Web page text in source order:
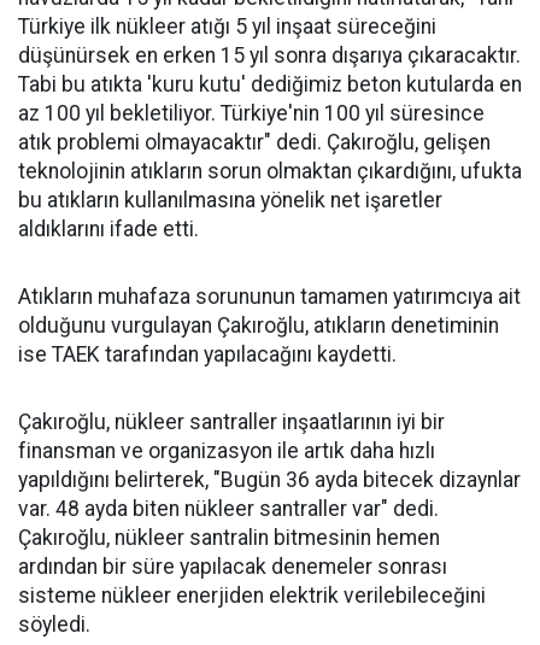
Türkiye ilk nükleer atığı 5 yıl inşaat süreceğini
düşünürsek en erken 15 yıl sonra dışarıya çıkaracaktır.
Tabi bu atıkta 'kuru kutu' dediğimiz beton kutularda en
az 100 yıl bekletiliyor. Türkiye'nin 100 yıl süresince
atık problemi olmayacaktır" dedi. Çakıroğlu, gelişen
teknolojinin atıkların sorun olmaktan çıkardığını, ufukta
bu atıkların kullanılmasına yönelik net işaretler
aldıklarını ifade etti.
Atıkların muhafaza sorununun tamamen yatırımcıya ait
olduğunu vurgulayan Çakıroğlu, atıkların denetiminin
ise TAEK tarafından yapılacağını kaydetti.
Çakıroğlu, nükleer santraller inşaatlarının iyi bir
finansman ve organizasyon ile artık daha hızlı
yapıldığını belirterek, "Bugün 36 ayda bitecek dizaynlar
var. 48 ayda biten nükleer santraller var" dedi.
Çakıroğlu, nükleer santralin bitmesinin hemen
ardından bir süre yapılacak denemeler sonrası
sisteme nükleer enerjiden elektrik verilebileceğini
söyledi.